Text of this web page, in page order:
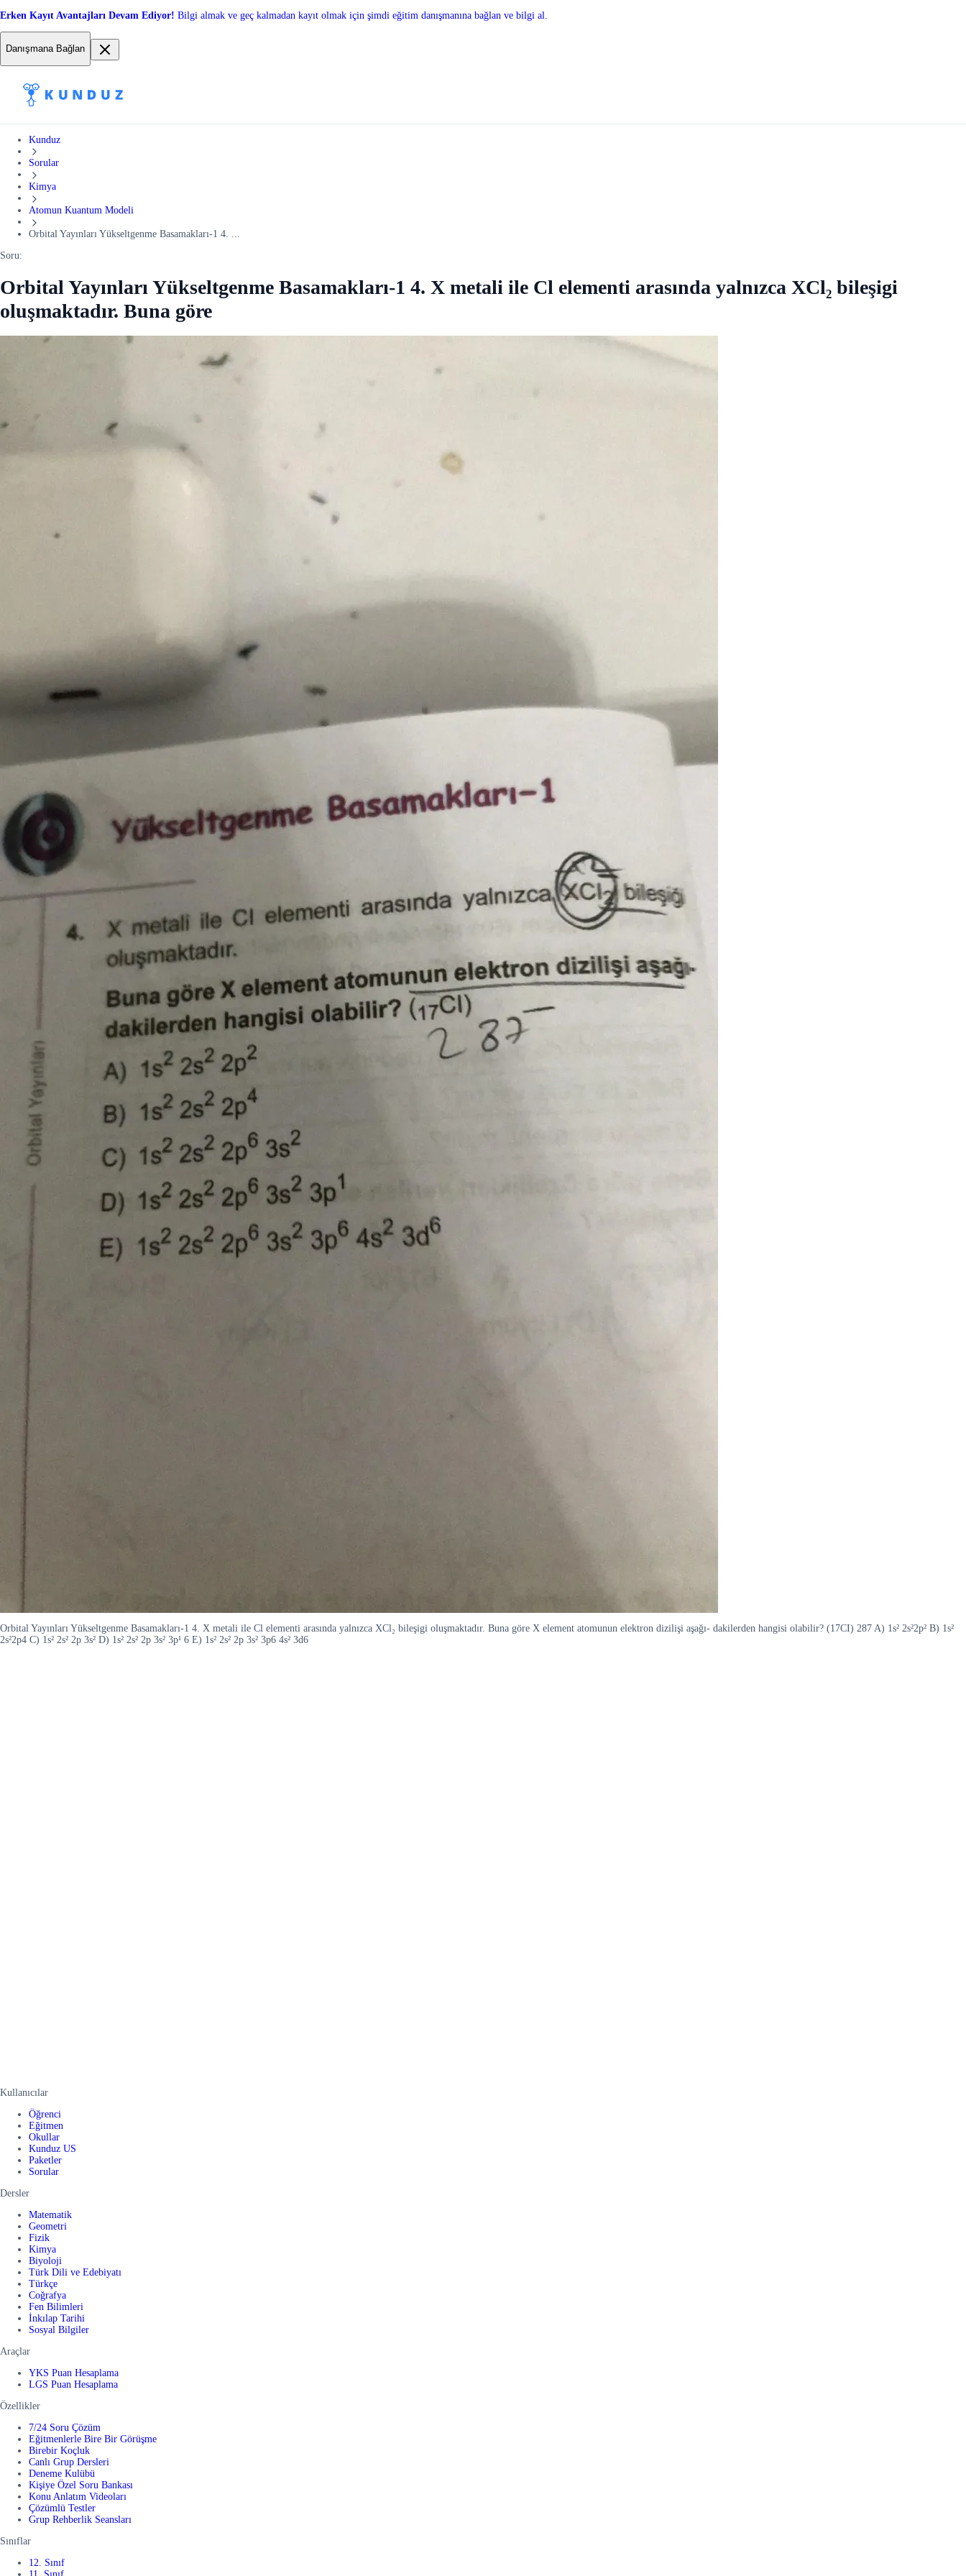
Erken Kayıt Avantajları Devam Ediyor! Bilgi almak ve geç kalmadan kayıt olmak için şimdi eğitim danışmanına bağlan ve bilgi al.
Danışmana Bağlan
Kunduz
Sorular
Kimya
Atomun Kuantum Modeli
Orbital Yayınları Yükseltgenme Basamakları-1 4. ...
Soru:
Orbital Yayınları Yükseltgenme Basamakları-1 4. X metali ile Cl elementi arasında yalnızca XCl₂ bileşigi
oluşmaktadır. Buna göre
Orbital Yayınları Yükseltgenme Basamakları-1 4. X metali ile Cl elementi arasında yalnızca XCl₂ bileşigi oluşmaktadır. Buna göre X element atomunun elektron dizilişi aşağı- dakilerden hangisi olabilir? (17CI) 287 A) 1s² 2s²2p² B) 1s²
2s²2p4 C) 1s² 2s² 2p 3s² D) 1s² 2s² 2p 3s² 3p¹ 6 E) 1s² 2s² 2p 3s² 3p6 4s² 3d6
Kullanıcılar
Öğrenci
Eğitmen
Okullar
Kunduz US
Paketler
Sorular
Dersler
Matematik
Geometri
Fizik
Kimya
Biyoloji
Türk Dili ve Edebiyatı
Türkçe
Coğrafya
Fen Bilimleri
İnkılap Tarihi
Sosyal Bilgiler
Araçlar
YKS Puan Hesaplama
LGS Puan Hesaplama
Özellikler
7/24 Soru Çözüm
Eğitmenlerle Bire Bir Görüşme
Birebir Koçluk
Canlı Grup Dersleri
Deneme Kulübü
Kişiye Özel Soru Bankası
Konu Anlatım Videoları
Çözümlü Testler
Grup Rehberlik Seansları
Sınıflar
12. Sınıf